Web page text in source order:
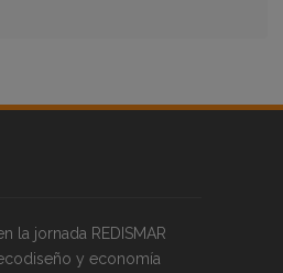
la jornada REDISMAR
y economía